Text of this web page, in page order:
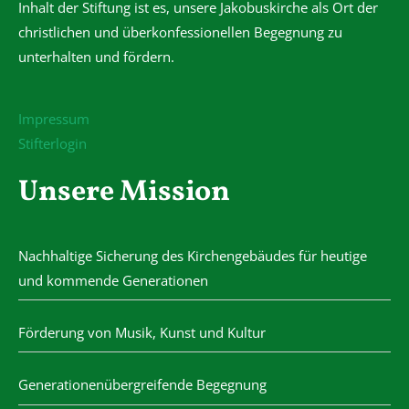
Inhalt der Stiftung ist es, unsere Jakobuskirche als Ort der
christlichen und überkonfessionellen Begegnung zu
unterhalten und fördern.
Impressum
Stifterlogin
Unsere Mission
Nachhaltige Sicherung des Kirchengebäudes für heutige
und kommende Generationen
Förderung von Musik, Kunst und Kultur
Generationenübergreifende Begegnung